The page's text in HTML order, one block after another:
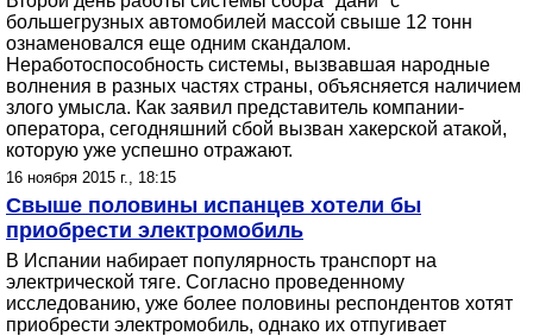
большегрузных автомобилей массой свыше 12 тонн
ознаменовался еще одним скандалом.
Неработоспособность системы, вызвавшая народные
волнения в разных частях страны, объясняется наличием
злого умысла. Как заявил представитель компании-
оператора, сегодняшний сбой вызван хакерской атакой,
которую уже успешно отражают.
16 ноября 2015 г., 18:15
Свыше половины испанцев хотели бы
приобрести электромобиль
В Испании набирает популярность транспорт на
электрической тяге. Согласно проведенному
исследованию, уже более половины респондентов хотят
приобрести электромобиль, однако их отпугивает